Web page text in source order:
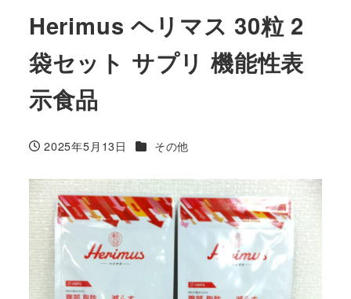
Herimus ヘリマス 30粒 2
袋セット サプリ 機能性表
示食品
投稿日
2025年5月13日 カテゴリー
その他